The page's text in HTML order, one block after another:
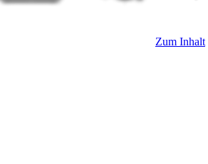
Zum Inhalt